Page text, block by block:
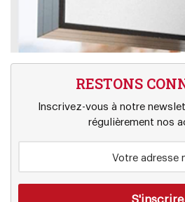
RESTONS
Inscrivez-vous à notre
régulièrement nos